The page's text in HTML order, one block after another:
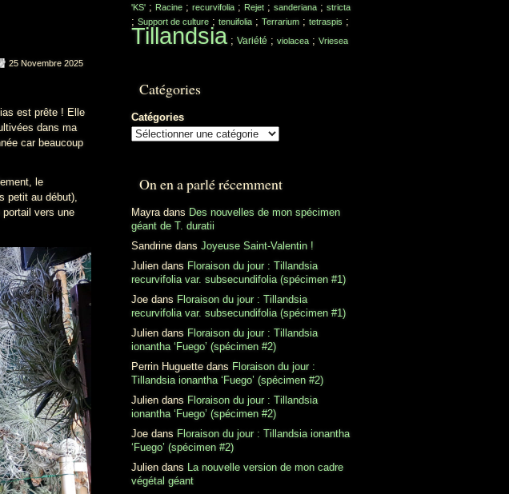
25 Novembre 2025
est prête ! Elle
dans ma
car beaucoup
le
petit au début),
vers une
'KS' ; Racine ; recurvifolia; Rejet ; sanderiana; stricta
; Support de culture ; tenuifolia; Terrarium ; tetraspis ;
Tillandsia; Variété ; violacea; Vriesea
Catégories
Catégories
On en a parlé récemment
Mayradans Des nouvelles de mon spécimen
géant de T. duratii
Sandrine dans Joyeuse Saint-Valentin !
Julien dans Floraison du jour : Tillandsia
recurvifolia var. subsecundifolia (spécimen #1)
Joe dans Floraison du jour : Tillandsia
recurvifolia var. subsecundifolia (spécimen #1)
Julien dans Floraison du jour : Tillandsia
ionantha ‘Fuego’ (spécimen #2)
Perrin Huguette dans Floraison du jour :
Tillandsia ionantha ‘Fuego’ (spécimen #2)
Julien dans Floraison du jour : Tillandsia
ionantha ‘Fuego’ (spécimen #2)
Joe dans Floraison du jour : Tillandsia ionantha
‘Fuego’ (spécimen #2)
Julien dans La nouvelle version de mon cadre
végétal géant